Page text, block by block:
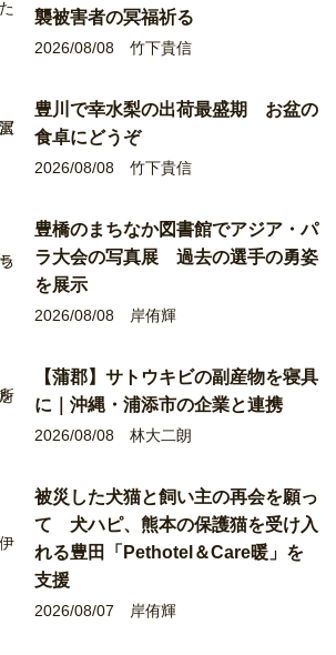
襲被害者の冥福祈る
2026/08/08 竹下貴信
豊川で幸水梨の出荷最盛期 お盆の
食卓にどうぞ
2026/08/08 竹下貴信
豊橋のまちなか図書館でアジア・パ
ラ大会の写真展 過去の選手の勇姿
を展示
2026/08/08 岸侑輝
【蒲郡】サトウキビの副産物を寝具
に｜沖縄・浦添市の企業と連携
2026/08/08 林大二朗
被災した犬猫と飼い主の再会を願っ
て 犬ハピ、熊本の保護猫を受け入
れる豊田「Pethotel＆Care暖」を
支援
2026/08/07 岸侑輝